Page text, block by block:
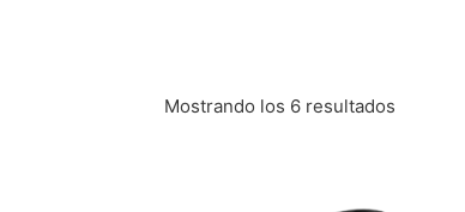
Mostrando los 6 resultados
Este producto tiene múltiples